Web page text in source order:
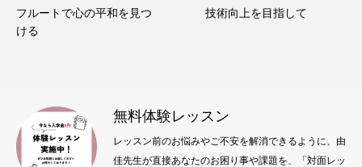
フルートで心の平和を見つ
ける
技術向上を目指して
無料体験レッスン
レッスン前のお悩みやご不安を解消できるように、由
佳先生が直接あなたのお困り事や課題を、「対面レッ